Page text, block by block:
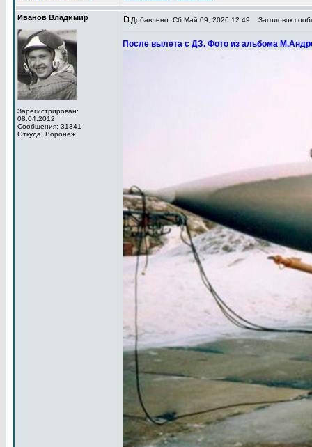
Иванов Владимир
Зарегистрирован:
08.04.2012
Сообщения: 31341
Откуда: Воронеж
Добавлено: Сб Май 09, 2026 12:49 Заголовок
После вылета с ДЗ. Фото из альбома